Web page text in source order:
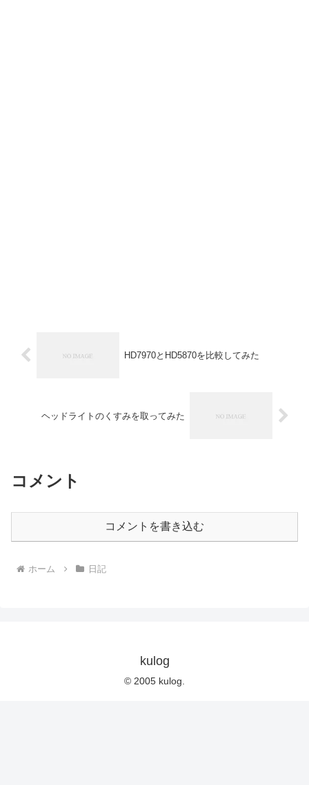
HD7970とHD5870を比較してみた
ヘッドライトのくすみを取ってみた
コメント
コメントを書き込む
ホーム 日記
kulog
© 2005 kulog.